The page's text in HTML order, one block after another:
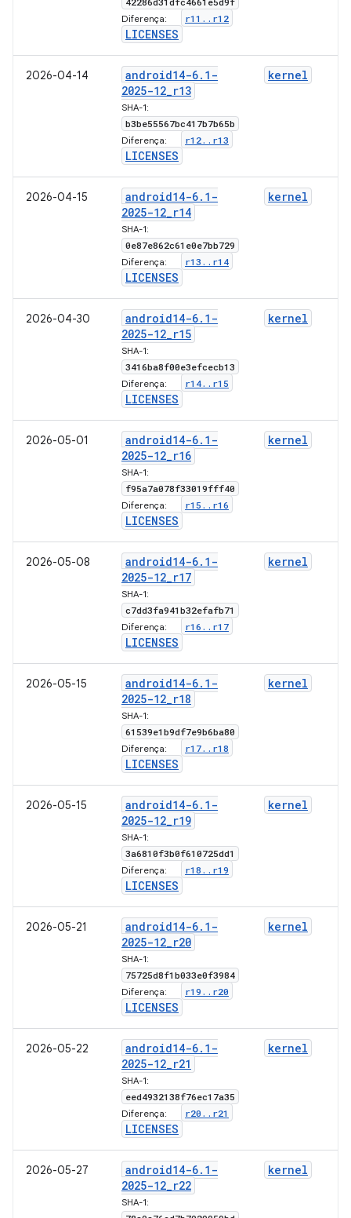
Diferença: r11 . . r12
LICENSES
2026-04-14 android14-6. 1-
2025-12_r13
SHA-1:
b3be55567bc417b7b65b
Diferença: r12. . r13
LICENSES
kernel
2026-04-15 android14-6. 1-
2025-12_r14
SHA-1:
0e87e862c61e0e7bb729
Diferença: r13 . . r14
LICENSES
kernel
2026-04-30 android14-6. 1-
2025-12_r15
SHA-1:
3416ba8f00e3efcecb13
Diferença: r14. . r15
LICENSES
kernel
2026-05-01 android14-6. 1-
2025-12_r16
SHA-1:
f95a7a078f33019fff40
Diferença: r15 . . r16
LICENSES
kernel
2026-05-08 android14-6. 1-
2025-12_r17
SHA-1:
c7dd3fa941b32efafb71
Diferença: r16 . . r17
LICENSES
kernel
2026-05-15 android14-6. 1-
2025-12_r18
SHA-1:
61539e1b9df7e9b6ba80
Diferença: r17. . r18
LICENSES
kernel
2026-05-15 android14-6. 1-
2025-12_r19
SHA-1:
3a6810f3b0f610725dd1
Diferença: r18 . . r19
LICENSES
kernel
2026-05-21 android14-6. 1-
2025-12_r20
SHA-1:
75725d8f1b033e0f3984
Diferença: r19 . . r20
LICENSES
kernel
2026-05-22 android14-6. 1-
2025-12_r21
SHA-1:
eed4932138f76ec17a35
Diferença: r20 . . r21
LICENSES
kernel
2026-05-27 android14-6. 1-
2025-12_r22
SHA-1:
kernel